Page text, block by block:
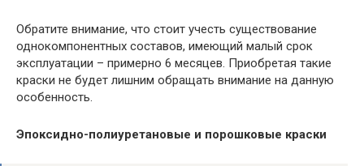
Обратите внимание, что стоит учесть существование
однокомпонентных составов, имеющий малый срок
эксплуатации – примерно 6 месяцев. Приобретая такие
краски не будет лишним обращать внимание на данную
особенность.
Эпоксидно-полиуретановые и порошковые краски